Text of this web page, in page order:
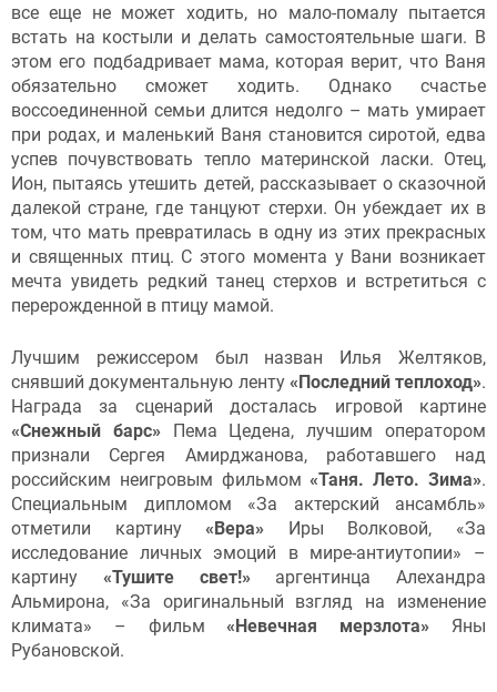
все еще не может ходить, но мало-помалу пытается
встать на костыли и делать самостоятельные шаги. В
этом его подбадривает мама, которая верит, что Ваня
обязательно сможет ходить. Однако счастье
воссоединенной семьи длится недолго – мать умирает
при родах, и маленький Ваня становится сиротой, едва
успев почувствовать тепло материнской ласки. Отец,
Ион, пытаясь утешить детей, рассказывает о сказочной
далекой стране, где танцуют стерхи. Он убеждает их в
том, что мать превратилась в одну из этих прекрасных
и священных птиц. С этого момента у Вани возникает
мечта увидеть редкий танец стерхов и встретиться с
перерожденной в птицу мамой.
Лучшим режиссером был назван Илья Желтяков,
снявший документальную ленту «Последний теплоход».
Награда за сценарий досталась игровой картине
«Снежный барс» Пема Цедена, лучшим оператором
признали Сергея Амирджанова, работавшего над
российским неигровым фильмом«Таня. Лето. Зима».
Специальным дипломом «За актерский ансамбль»
отметили картину«Вера» Иры Волковой, «За
исследование личных эмоций в мире-антиутопии» –
картину «Тушите свет!» аргентинца Алехандра
Альмирона, «За оригинальный взгляд на изменение
климата» – фильм«Невечная мерзлота» Яны
Рубановской.